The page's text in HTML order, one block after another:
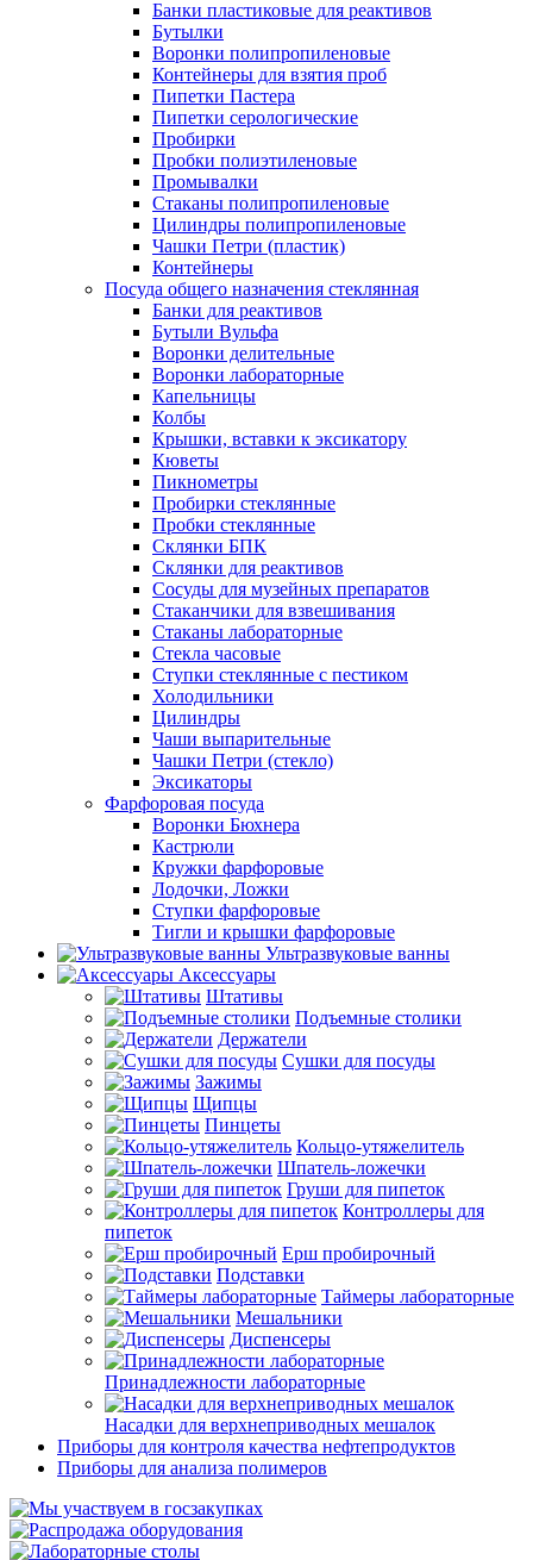
Банки пластиковые для реактивов
Бутылки
Воронки полипропиленовые
Контейнеры для взятия проб
Пипетки Пастера
Пипетки серологические
Пробирки
Пробки полиэтиленовые
Промывалки
Стаканы полипропиленовые
Цилиндры полипропиленовые
Чашки Петри (пластик)
Контейнеры
Посуда общего назначения стеклянная
Банки для реактивов
Бутыли Вульфа
Воронки делительные
Воронки лабораторные
Капельницы
Колбы
Крышки, вставки к эксикатору
Кюветы
Пикнометры
Пробирки стеклянные
Пробки стеклянные
Склянки БПК
Склянки для реактивов
Сосуды для музейных препаратов
Стаканчики для взвешивания
Стаканы лабораторные
Стекла часовые
Ступки стеклянные с пестиком
Холодильники
Цилиндры
Чаши выпарительные
Чашки Петри (стекло)
Эксикаторы
Фарфоровая посуда
Воронки Бюхнера
Кастрюли
Кружки фарфоровые
Лодочки, Ложки
Ступки фарфоровые
Тигли и крышки фарфоровые
Ультразвуковые ванны
Аксессуары
Штативы
Подъемные столики
Держатели
Сушки для посуды
Зажимы
Щипцы
Пинцеты
Кольцо-утяжелитель
Шпатель-ложечки
Груши для пипеток
Контроллеры для
пипеток
Ерш пробирочный
Подставки
Таймеры лабораторные
Мешальники
Диспенсеры
Принадлежности лабораторные
Насадки для верхнеприводных мешалок
Приборы для контроля качества нефтепродуктов
Приборы для анализа полимеров